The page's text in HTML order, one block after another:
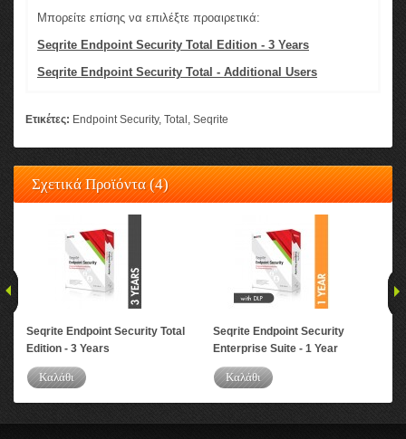
Μπορείτε επίσης να επιλέξτε προαιρετικά:
Seqrite Endpoint Security Total Edition - 3 Years
Seqrite Endpoint Security Total - Additional Users
Ετικέτες: Endpoint Security, Total , Seqrite
Σχετικά Προϊόντα (4)
Seqrite Endpoint Security Total
Edition - 3 Years
Καλάθι
Seqrite Endpoint Security
Enterprise Suite - 1 Year
Καλάθι